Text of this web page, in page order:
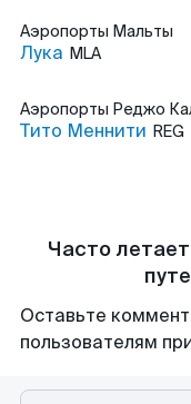
Аэропорты Мальты
Лука MLA
Аэропорты Реджо
Тито Меннити REG
Часто
Оставьте
пользователям